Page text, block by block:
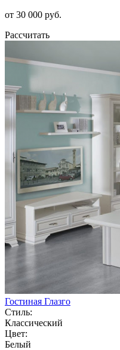
от 30 000 руб.
Рассчитать
Гостиная Глазго
Стиль:
Классический
Цвет:
Белый